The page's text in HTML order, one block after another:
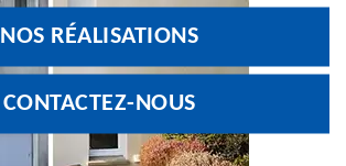
NOS RÉALISATIONS
CONTACTEZ-NOUS